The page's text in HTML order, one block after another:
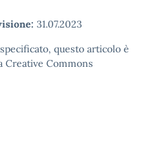
31.07.2023
questo articolo è
Creative Commons